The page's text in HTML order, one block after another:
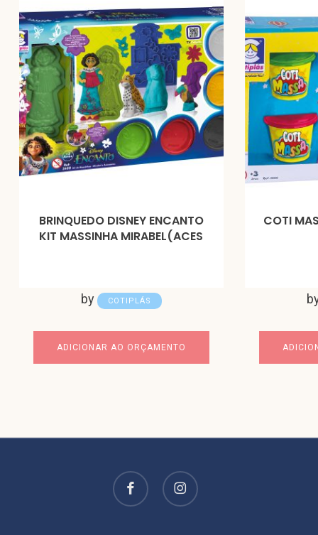
BRINQUEDO DISNEY ENCANTO
KIT MASSINHA MIRABEL(ACES
by COTIPLÁS
ADICIONAR AO ORÇAMENTO
COTI
facebook instagram